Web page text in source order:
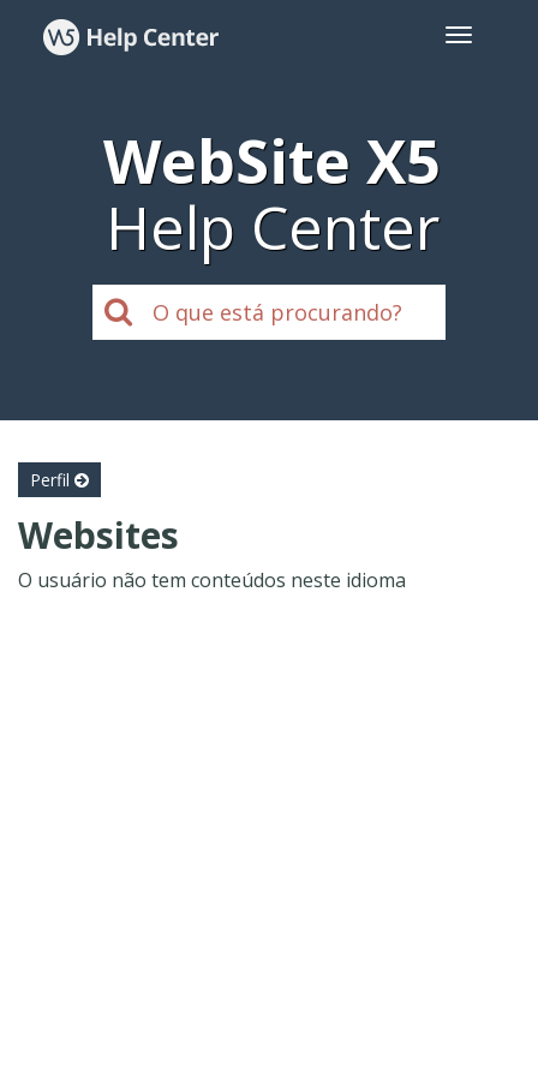
WebSite X5
Help Center
Perfil
Websites
O usuário não tem conteúdos neste idioma